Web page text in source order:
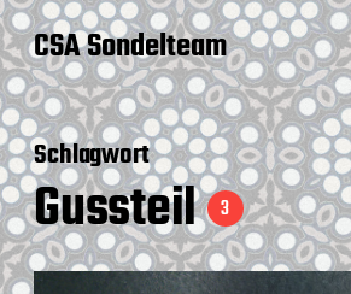
CSA Sondelteam
Schlagwort
Gussteil 3